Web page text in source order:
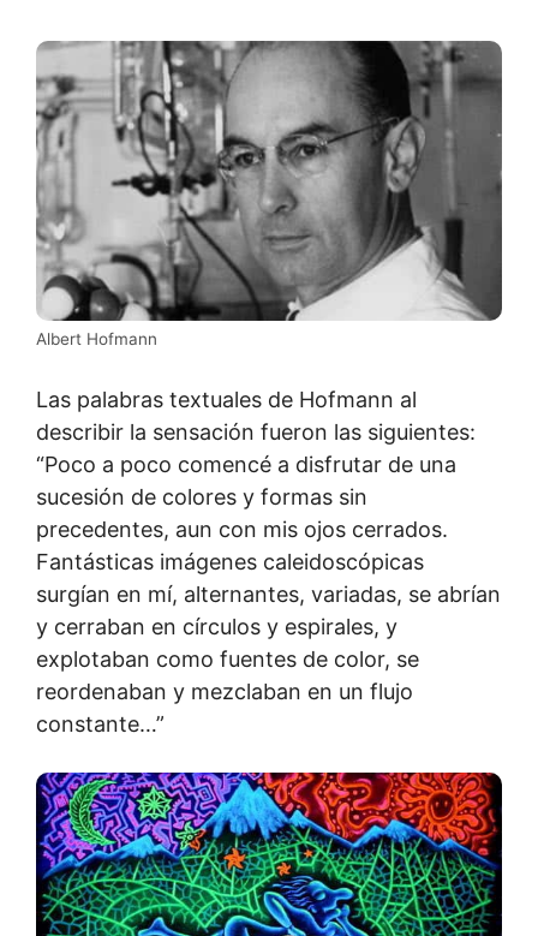
Albert Hofmann
Las palabras textuales de Hofmann al
describir la sensación fueron las siguientes:
“Poco a poco comencé a disfrutar de una
sucesión de colores y formas sin
precedentes, aun con mis ojos cerrados.
Fantásticas imágenes caleidoscópicas
surgían en mí, alternantes, variadas, se abrían
y cerraban en círculos y espirales, y
explotaban como fuentes de color, se
reordenaban y mezclaban en un flujo
constante…”